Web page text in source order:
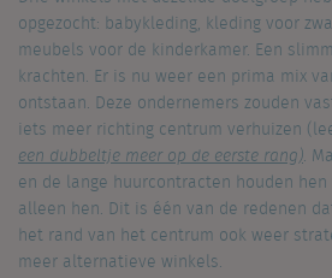
opgezocht: babykleding, kleding voor
meubels voor de kinderkamer. Een
krachten. Er is nu weer een prima mix
ontstaan. Deze ondernemers zouden
iets meer richting centrum verhuizen
een dubbeltje meer op de eerste rang).
en de lange huurcontracten houden
alleen hen. Dit is één van de redenen
het rand van het centrum ook weer
meer alternatieve winkels.